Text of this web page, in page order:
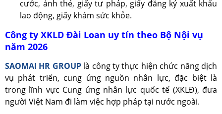
cước, ảnh thẻ, giấy tư pháp, giấy đăng ký xuất khẩu
lao động, giấy khám sức khỏe.
Công ty XKLD Đài Loan uy tín theo Bộ Nội vụ
năm 2026
SAOMAI HR GROUPlà công ty thực hiện chức năng dịch
vụ phát triển, cung ứng nguồn nhân lực, đặc biệt là
trong lĩnh vực Cung ứng nhân lực quốc tế (XKLĐ), đưa
người Việt Nam đi làm việc hợp pháp tại nước ngoài.